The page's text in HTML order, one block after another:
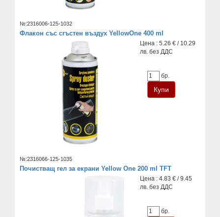
№:2316006-125-1032
Флакон със сгъстен въздух YellowOne 400 ml
Цена : 5.26 € / 10.29
лв. без ДДС
бр.
№:2316066-125-1035
Почистващ гел за екрани Yellow One 200 ml TFT
Цена : 4.83 € / 9.45
лв. без ДДС
бр.